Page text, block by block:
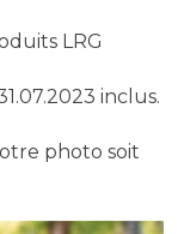
LRG
inclus.
photo soit